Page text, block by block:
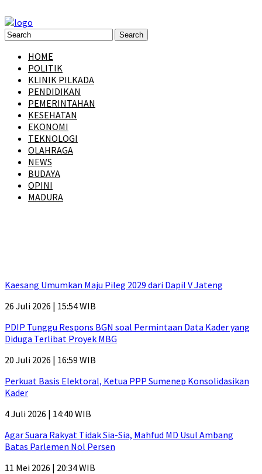
HOME
POLITIK
KLINIK PILKADA
PENDIDIKAN
PEMERINTAHAN
KESEHATAN
EKONOMI
TEKNOLOGI
OLAHRAGA
NEWS
BUDAYA
OPINI
MADURA
Kaesang Umumkan Maju Pileg 2029 dari Dapil V Jateng
26 Juli 2026 | 15:54 WIB
PDIP Tunggu Respons BGN soal Permintaan Data Kader yang
Diduga Terlibat Proyek MBG
20 Juli 2026 | 16:59 WIB
Perkuat Basis Elektoral, Ketua PPP Sumenep Konsolidasikan
Kader
4 Juli 2026 | 14:40 WIB
Agar Suara Rakyat Tidak Sia-Sia, Mahfud MD Usul Ambang
Batas Parlemen Nol Persen
11 Mei 2026 | 20:34 WIB